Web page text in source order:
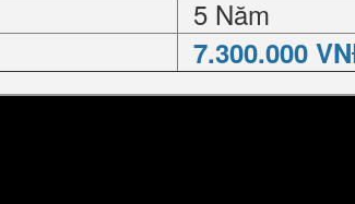
5 Năm
7.300.000